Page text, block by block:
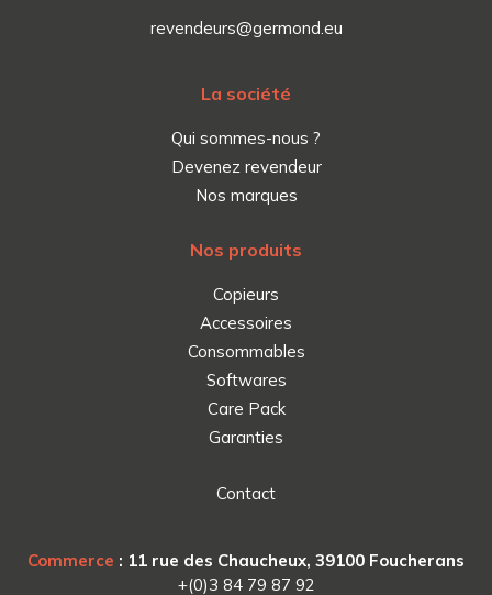
revendeurs@germond.eu
La société
Qui sommes-nous ?
Devenez revendeur
Nos marques
Nos produits
Copieurs
Accessoires
Consommables
Softwares
Care Pack
Garanties
Contact
Commerce : 11 rue des Chaucheux, 39100 Foucherans
+(0)3 84 79 87 92